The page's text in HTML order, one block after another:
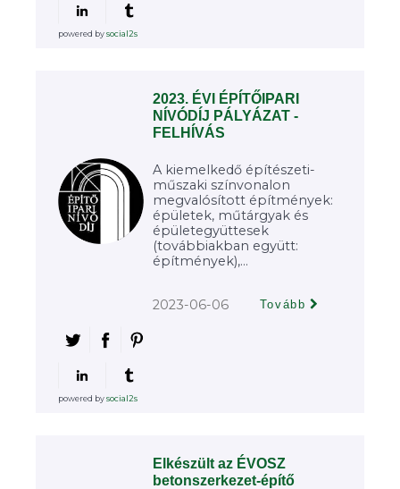
powered bysocial2s
2023. ÉVI ÉPÍTŐIPARI
NÍVÓDÍJ PÁLYÁZAT -
FELHÍVÁS
A kiemelkedő építészeti-
műszaki színvonalon
megvalósított építmények:
épületek, műtárgyak és
épületegyüttesek
(továbbiakban együtt:
építmények),...
2023-06-06 Tovább
powered bysocial2s
Elkészült az ÉVOSZ
betonszerkezet-építő